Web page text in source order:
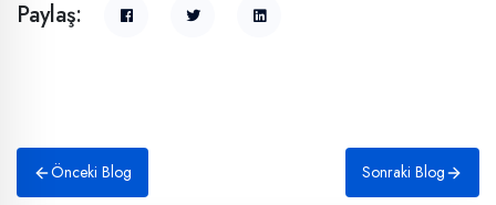
Paylaş:
Önceki Blog Sonraki Blog